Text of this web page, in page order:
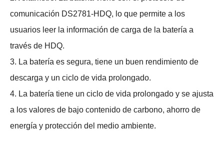
comunicación DS2781-HDQ, lo que permite a los
usuarios leer la información de carga de la batería a
través de HDQ.
3. La batería es segura, tiene un buen rendimiento de
descarga y un ciclo de vida prolongado.
4. La batería tiene un ciclo de vida prolongado y se ajusta
a los valores de bajo contenido de carbono, ahorro de
energía y protección del medio ambiente.